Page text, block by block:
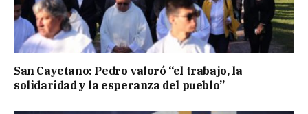
San Cayetano: Pedro valoró “el trabajo, la
solidaridad y la esperanza del pueblo”